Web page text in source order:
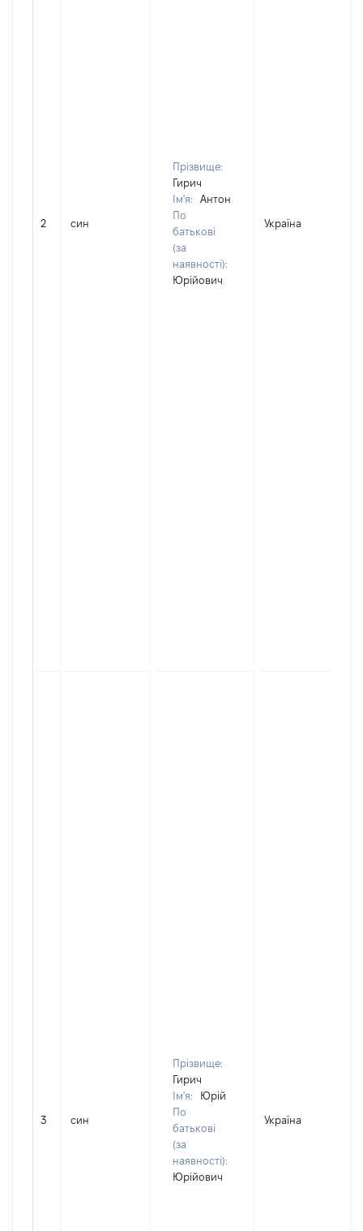
2 син
Прізвище:
Гирич
Ім'я:
Антон
По
батькові
(за
наявності):
Юрійович
Україна
3 син
Прізвище:
Гирич
Ім'я:
Юрій
По
батькові
(за
наявності):
Юрійович
Україна